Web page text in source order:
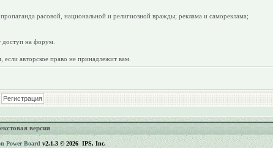
расовой, национальной и религиозной вражды; реклама и самореклама;
доступ на форум.
авторское право не принадлежит вам.
версия
Power Boardv2.1.3 © 2026 IPS, Inc.